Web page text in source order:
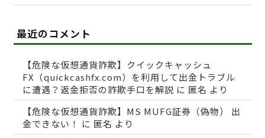
最近のコメント
【危険な仮想通貨詐欺】クイックキャッシュ
FX（quickcashfx.com）を利用して出金トラブル
に遭遇？返金拒否の詐欺手口を解説 に 匿名 より
【危険な仮想通貨詐欺】MS MUFG証券（偽物） 出
金できない！
に 匿名 より